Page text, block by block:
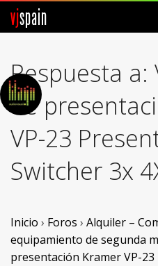
vjspain
Foros
Noticias
Vjspain
Ayuda
Contacto
Entrar
Respuesta
de
VP-23
Switcher 3x
Inicio › Foros › Alquiler –
equipamiento de segunda
presentación Kramer VP-